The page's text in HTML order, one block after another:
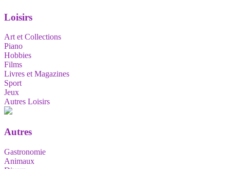
Loisirs
Art et Collections
Piano
Hobbies
Films
Livres et Magazines
Sport
Jeux
Autres Loisirs
Autres
Gastronomie
Animaux